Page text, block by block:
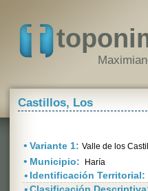
Castillos, Los
• Variante 1: Valle de los
• Municipio: Haría
• Identificación Territorial: